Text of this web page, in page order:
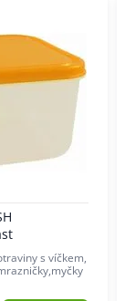
s víčkem,